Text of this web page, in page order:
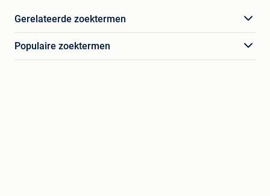
Gerelateerde zoektermen
Populaire zoektermen